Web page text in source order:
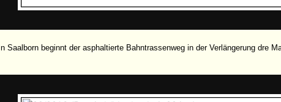
In Saalborn beginnt der asphaltierte Bahntrassenweg in der Verlängerung dre